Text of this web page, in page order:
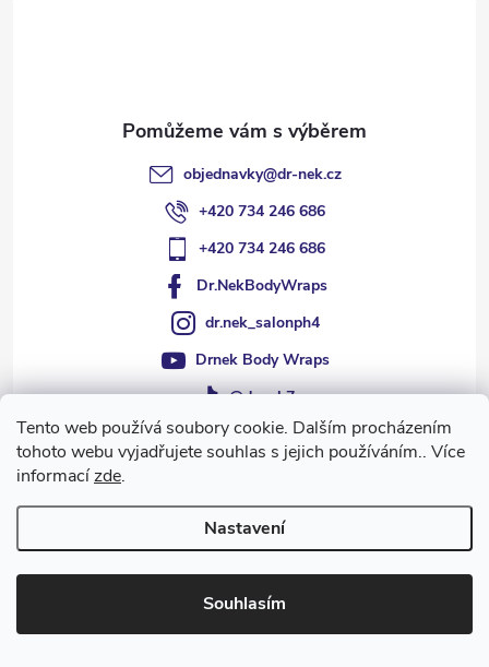
Tento web používá soubory cookie. Dalším procházením
tohoto webu vyjadřujete souhlas s jejich používáním.. Více
informacízde.
Nastavení
Souhlasím
objednavky@dr-nek.cz
+420 734 246 686
+420 734 246 686
Dr.NekBodyWraps
dr.nek_salonph4
Drnek Body Wraps
@dr.nek7
Přijímáme online platby